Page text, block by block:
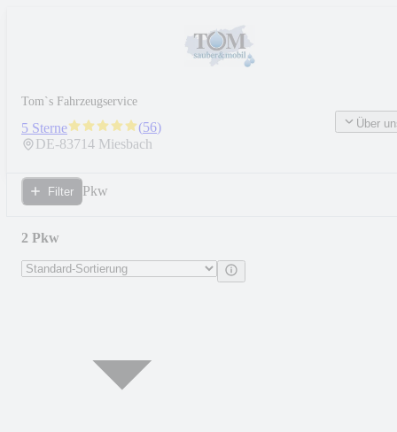
Tom`s Fahrzeugservice
5 Sterne (56)
DE-83714 Miesbach
Über
Filter Pkw
2 Pkw